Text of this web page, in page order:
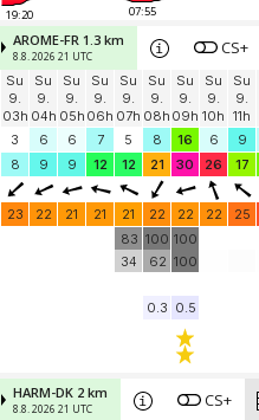
19:20 07:55
AROME-FR 1.3 km
8.8. 2026 21 UTC CS+
Su
9.
03h
Su
9.
04h
Su
9.
05h
Su
9.
06h
Su
9.
07h
Su
9.
08h
Su
9.
09h
Su
9.
10h
Su
9.
11h
3
6 6 7 5 8 16 6 9
8
9 9 12 12 21 30 26 17
23 22 21 21 21 22 22 22 25
83
34
100
62
100
100
0.3 0.5
HARM-DK 2 km
8.8. 2026 21 UTC CS+